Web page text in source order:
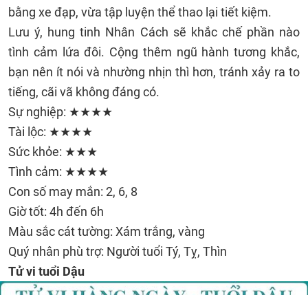
bằng xe đạp, vừa tập luyện thể thao lại tiết kiệm.
Lưu ý, hung tinh Nhân Cách sẽ khắc chế phần nào
tình cảm lứa đôi. Cộng thêm ngũ hành tương khắc,
bạn nên ít nói và nhường nhịn thì hơn, tránh xảy ra to
tiếng, cãi vã không đáng có.
Sự nghiệp: ★★★★
Tài lộc: ★★★★
Sức khỏe: ★★★
Tình cảm: ★★★★
Con số may mắn: 2, 6, 8
Giờ tốt: 4h đến 6h
Màu sắc cát tường: Xám trắng, vàng
Quý nhân phù trợ: Người tuổi Tý, Tỵ, Thìn
Tử vi tuổi Dậu